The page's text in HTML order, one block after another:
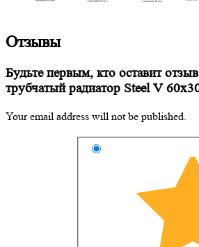
Отзывы
Будьте первым, кто оставит
трубчатый радиатор Steel V
Your email address will not be published.